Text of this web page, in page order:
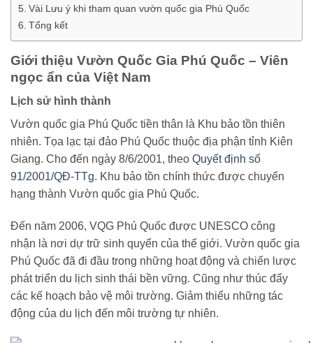
Vài Lưu ý khi tham quan vườn quốc gia Phú Quốc
Tổng kết
Giới thiệu Vườn Quốc Gia Phú Quốc – Viên
ngọc ẩn của Việt Nam
Lịch sử hình thành
Vườn quốc gia Phú Quốc tiền thân là Khu bảo tồn thiên
nhiên. Tọa lạc tại đảo Phú Quốc thuộc địa phận tỉnh Kiên
Giang. Cho đến ngày 8/6/2001, theo Quyết định số
91/2001/QĐ-TTg. Khu bảo tồn chính thức được chuyển
hạng thành Vườn quốc gia Phú Quốc.
Đến năm 2006, VQG Phú Quốc được UNESCO công
nhận là nơi dự trữ sinh quyển của thế giới. Vườn quốc gia
Phú Quốc đã đi đầu trong những hoạt động và chiến lược
phát triển du lịch sinh thái bền vững. Cũng như thúc đẩy
các kế hoạch bảo vệ môi trường. Giảm thiểu những tác
động của du lịch đến môi trường tự nhiên.